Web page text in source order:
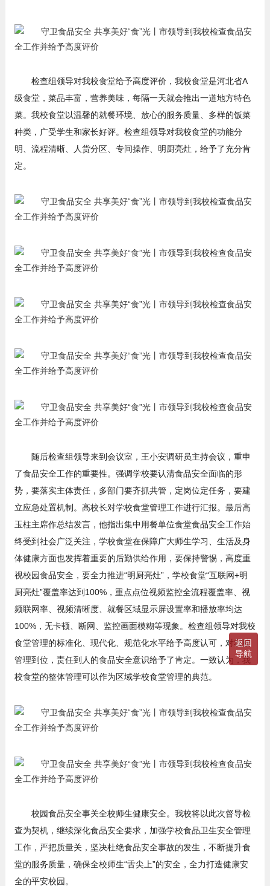
返回
导航
检查组领导对我校食堂给予高度评价，我校食堂是河北省A
级食堂，菜品丰富，营养美味，每隔一天就会推出一道地方特色
菜。我校食堂以温馨的就餐环境、放心的服务质量、多样的饭菜
种类，广受学生和家长好评。检查组领导对我校食堂的功能分
明、流程清晰、人货分区、专间操作、明厨亮灶，给予了充分肯
定。
随后检查组领导来到会议室，王小安调研员主持会议，重申
了食品安全工作的重要性。强调学校要认清食品安全面临的形
势，要落实主体责任，多部门要齐抓共管，定岗位定任务，要建
立应急处置机制。高校长对学校食堂管理工作进行汇报。最后高
玉柱主席作总结发言，他指出集中用餐单位食堂食品安全工作始
终受到社会广泛关注，学校食堂在保障广大师生学习、生活及身
体健康方面也发挥着重要的后勤供给作用，要保持警惕，高度重
视校园食品安全，要全力推进“明厨亮灶”，学校食堂“互联网+明
厨亮灶”覆盖率达到100%，重点点位视频监控全流程覆盖率、视
频联网率、视频清晰度、就餐区域显示屏设置率和播放率均达
100%，无卡顿、断网、监控画面模糊等现象。检查组领导对我校
食堂管理的标准化、现代化、规范化水平给予高度认可，对我校
管理到位，责任到人的食品安全意识给予了肯定。一致认为，我
校食堂的整体管理可以作为区域学校食堂管理的典范。
校园食品安全事关全校师生健康安全。我校将以此次督导检
查为契机，继续深化食品安全要求，加强学校食品卫生安全管理
工作，严把质量关，坚决杜绝食品安全事故的发生，不断提升食
堂的服务质量，确保全校师生“舌尖上”的安全，全力打造健康安
全的平安校园。